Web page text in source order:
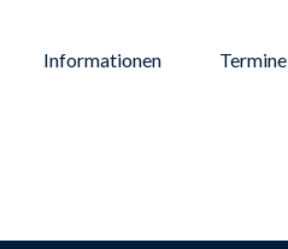
Informationen Termine